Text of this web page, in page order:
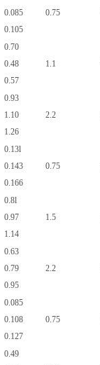
0.085
0.105
0.75
0.70
0.48
0.57
1.1
0.93
1.10
1.26
2.2
0.13l
0.143
0.166
0.75
0.8l
0.97
1.14
1.5
0.63
0.79
0.95
2.2
0.085
0.108
0.127
0.75
0.49